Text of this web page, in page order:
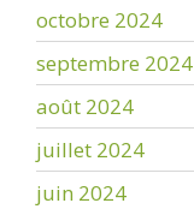
octobre 2024
septembre 2024
août 2024
juillet 2024
juin 2024